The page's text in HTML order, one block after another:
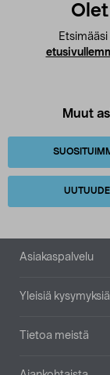
Muut
Asiakaspalvelu
Yleisiä kysymyksiä
Tietoa meistä